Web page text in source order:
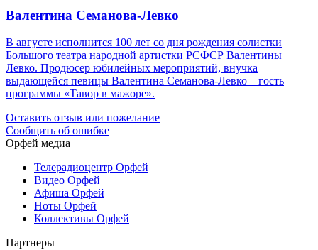
Валентина Семанова-Левко
В августе исполнится 100 лет со дня рождения солистки
Большого театра народной артистки РСФСР Валентины
Левко. Продюсер юбилейных мероприятий, внучка
выдающейся певицы Валентина Семанова-Левко – гость
программы «Тавор в мажоре».
Оставить отзыв или пожелание
Сообщить об ошибке
Орфей медиа
Телерадиоцентр Орфей
Видео Орфей
Афиша Орфей
Ноты Орфей
Коллективы Орфей
Партнеры